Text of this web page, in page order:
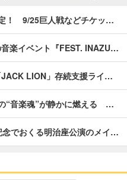
！ 9/25巨人戦などチケッ…
楽イベント『FEST. INAZU…
LION」存続支援ライ…
“音楽魂”が静かに燃える …
でおくる明治座公演のメイ…